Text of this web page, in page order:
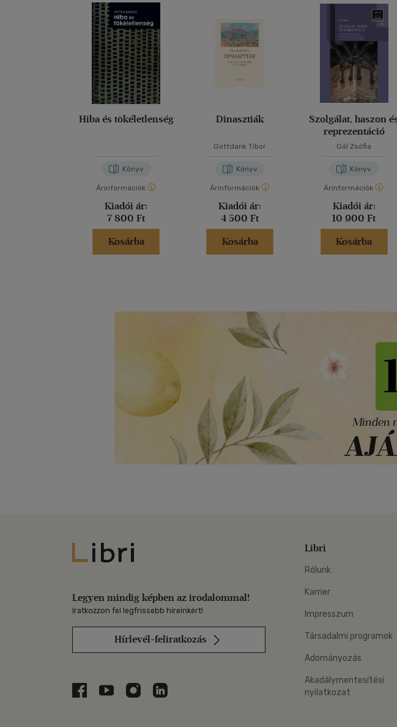
Hiba és tökéletlenség
Könyv
Árinformációk
Kiadói ár:
7 800 Ft
Kosárba
Dinasztiák
Gottdank Tibor
Könyv
Árinformációk
Kiadói ár:
4 500 Ft
Kosárba
Szolgálat, haszon
reprezentáció
Gál Zsófia
Könyv
Árinformációk
Kiadói ár:
10 900 Ft
Kosárba
Libri
Legyen mindig képben az irodalommal!
Iratkozzon fel legfrissebb híreinkért!
Hírlevél-feliratkozás
Libri a Facebookon
Libri a Youtube-on
Libri az Instagramon
Libri a LinkedInen
Libri
Rólunk
Karrier
Impresszum
Társadalmi programok
Adományozás
Akadálymentesítési
nyilatkozat